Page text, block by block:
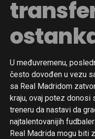
U međuvremenu,
često dovođen u vezu
sa Real Madridom
kraju, ovaj potez donosi
treneru da nastavi da
najtalentovanijih
Real Madrida mogu biti